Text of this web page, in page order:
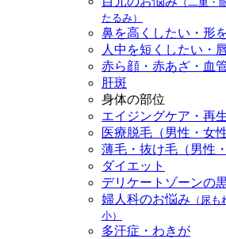
たるみ）
鼻を高くしたい・形
人中を短くしたい・
赤ら顔・赤あざ・血
肝斑
身体の部位
エイジングケア・再
医療脱毛（男性・女性
薄毛・抜け毛（男性
ダイエット
デリケートゾーンの
婦人科のお悩み （尿
小）
多汗症・わきが